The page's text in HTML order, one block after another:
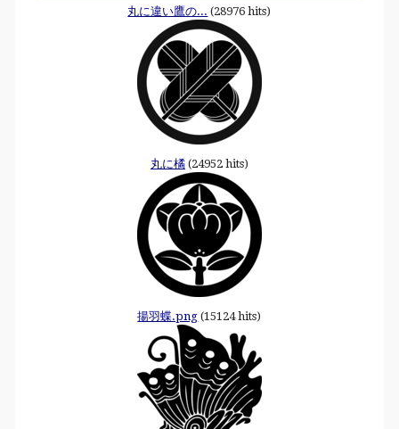
丸に違い鷹の... (28976 hits)
丸に橘(24952 hits)
揚羽蝶.png (15124 hits)